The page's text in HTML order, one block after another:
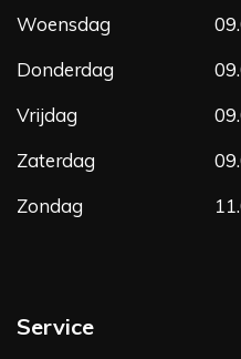
Woensdag
Donderdag
Vrijdag
Zaterdag
Zondag
Service